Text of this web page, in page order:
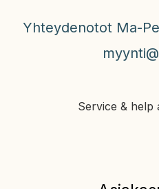
Yhteydenotot Ma-
Service & help